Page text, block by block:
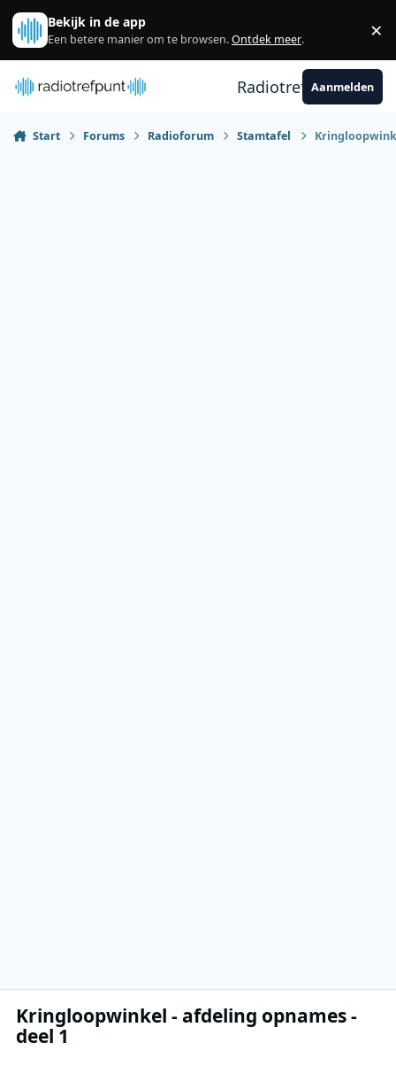
Spring naar bijdragen
Bekijk in de app
Een betere manier om te browsen.Ontdek meer. ×
RadiotrefpuntAanmelden
Start Forums Radioforum Stamtafel
Kringloopwinkel - afdeling opnames -
deel 1